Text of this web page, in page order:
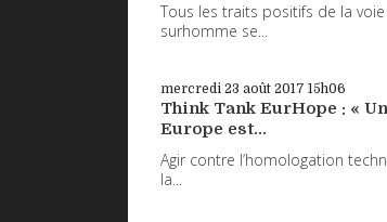
Tous les traits positifs de la
surhomme se...
mercredi 23 août 2017 15h06
Think Tank EurHope : «
Europe est...
Agir contre l’homologation
la...